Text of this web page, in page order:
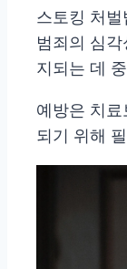
스토킹 처
범죄의 심
지되는 데
예방은 치
되기 위해